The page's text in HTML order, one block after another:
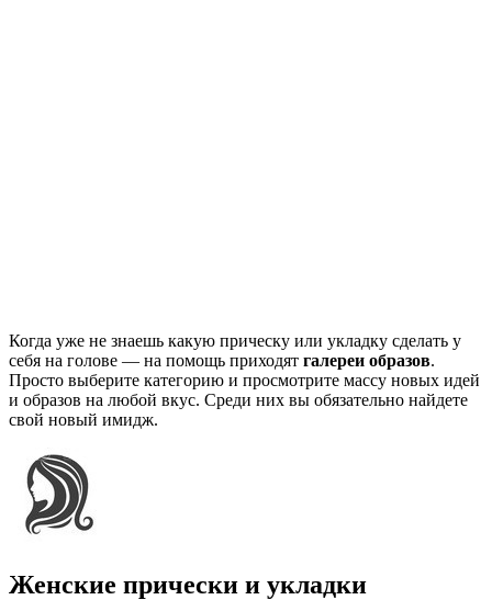
Когда уже не знаешь какую прическу или укладку сделать у
себя на голове — на помощь приходят галереи образов.
Просто выберите категорию и просмотрите массу новых идей
и образов на любой вкус. Среди них вы обязательно найдете
свой новый имидж.
Женские прически и укладки